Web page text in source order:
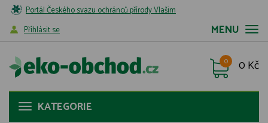
Portál Českého svazu ochránců přírody Vlašim
MENU
Příhlásit se
0 Kč
0
KATEGORIE